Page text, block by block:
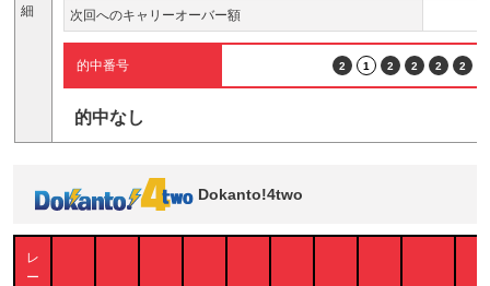
細
次回へのキャリーオーバー額
的中番号 2 1 2 2 2 2
的中なし
Dokanto!4two
レ
ー